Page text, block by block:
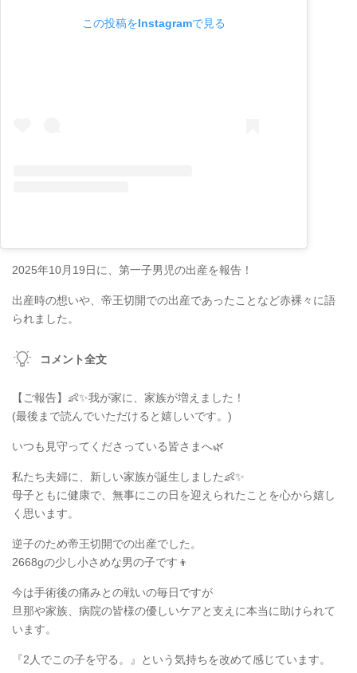
この投稿をInstagramで見る
2025年10月19日に、第一子男児の出産を報告！
出産時の想いや、帝王切開での出産であったことなど赤裸々に語
られました。
コメント全文
【ご報告】👶✨我が家に、家族が増えました！
(最後まで読んでいただけると嬉しいです。)
いつも見守ってくださっている皆さまへ🌿
私たち夫婦に、新しい家族が誕生しました👶✨
母子ともに健康で、無事にこの日を迎えられたことを心から嬉し
く思います。
逆子のため帝王切開での出産でした。
2668gの少し小さめな男の子です👦
今は手術後の痛みとの戦いの毎日ですが
旦那や家族、病院の皆様の優しいケアと支えに本当に助けられて
います。
『2人でこの子を守る。』という気持ちを改めて感じています。